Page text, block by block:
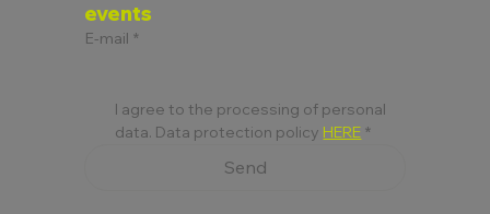
events
E-mail *
I agree to the processing of personal
data. Data protection policy HERE *
Send